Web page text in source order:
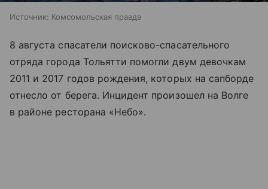
Источник: Комсомольская правда
8 августа спасатели поисково-спасательного
отряда города Тольятти помогли двум девочкам
2011 и 2017 годов рождения, которых на сапборде
отнесло от берега. Инцидент произошел на Волге
в районе ресторана «Небо».